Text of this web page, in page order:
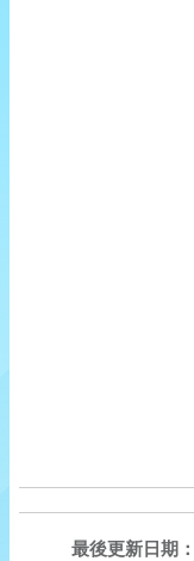
最後更新日期：